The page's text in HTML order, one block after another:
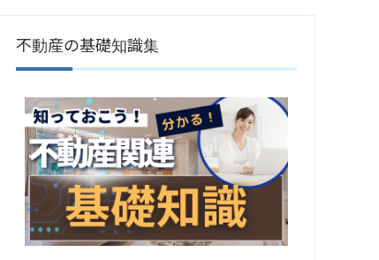
不動産の基礎知識集